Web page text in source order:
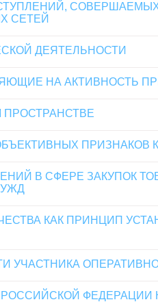
СЕТЕЙ
ДЕЯТЕЛЬНОСТИ
НА АКТИВНОСТЬ
ПРИЗНАКОВ
В СФЕРЕ ЗАКУПОК
КАК ПРИНЦИП
УЧАСТНИКА
ФЕДЕРАЦИИ